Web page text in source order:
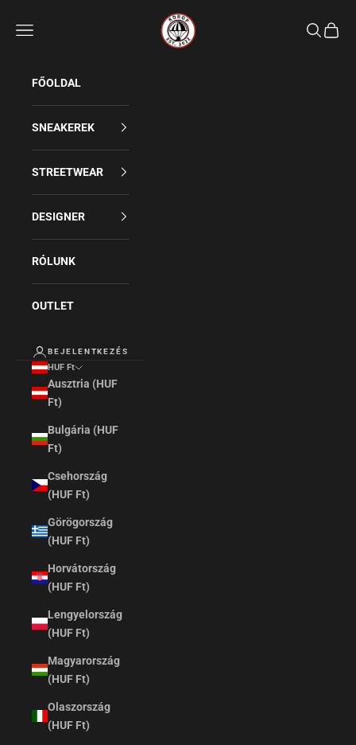
Rdrop
Keresés
FŐOLDAL
SNEAKEREK
STREETWEAR
DESIGNER
RÓLUNK
OUTLET
BEJELENTKEZÉS
HUF Ft
Ausztria (HUF
Ft)
Bulgária (HUF
Ft)
Csehország
(HUF Ft)
Görögország
(HUF Ft)
Horvátország
(HUF Ft)
Lengyelország
(HUF Ft)
Magyarország
(HUF Ft)
Olaszország
(HUF Ft)